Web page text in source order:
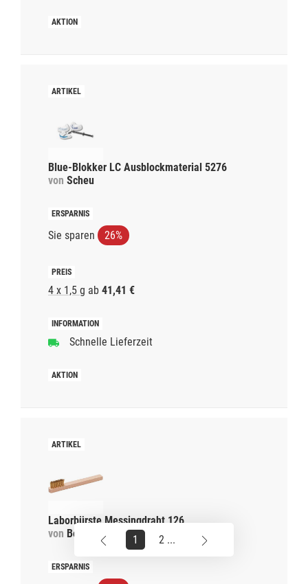
Blue-Blokker LC Ausblockmaterial 5276
von Scheu
Sie sparen 26%
4 x 1,5 g ab 41,41 €
Schnelle Lieferzeit
Laborbürste Messingdraht 126
von Becht 1 2 ...